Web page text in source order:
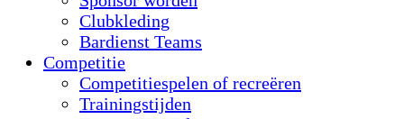
Clubkleding
Bardienst Teams
Competitie
Competitiespelen of recreëren
Trainingstijden